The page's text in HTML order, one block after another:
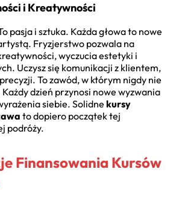
i Kreatywności
pasja i sztuka. Każda głowa to nowe
Fryzjerstwo pozwala na
wyczucia estetyki i
Uczysz się komunikacji z klientem,
To zawód, w którym nigdy nie
Każdy dzień przynosi nowe wyzwania
siebie. Solidnekursy
to dopiero początek tej
podróży.
Finansowania Kursów